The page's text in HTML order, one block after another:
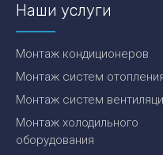
Наши услуги
Монтаж кондиционеров
Монтаж систем
Монтаж систем
Монтаж холодильного
оборудования